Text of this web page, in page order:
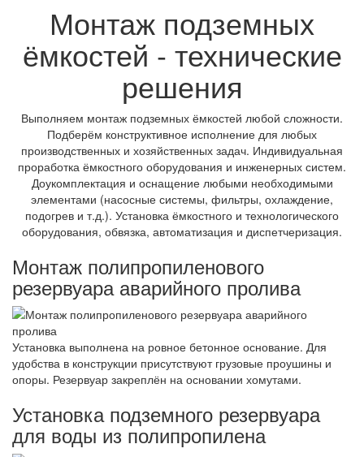
Монтаж подземных
ёмкостей - технические
решения
Выполняем монтаж подземных ёмкостей любой сложности.
Подберём конструктивное исполнение для любых
производственных и хозяйственных задач. Индивидуальная
проработка ёмкостного оборудования и инженерных систем.
Доукомплектация и оснащение любыми необходимыми
элементами (насосные системы, фильтры, охлаждение,
подогрев и т.д.). Установка ёмкостного и технологического
оборудования, обвязка, автоматизация и диспетчеризация.
Монтаж полипропиленового
резервуара аварийного пролива
Установка выполнена на ровное бетонное основание. Для
удобства в конструкции присутствуют грузовые проушины и
опоры. Резервуар закреплён на основании хомутами.
Установка подземного резервуара
для воды из полипропилена